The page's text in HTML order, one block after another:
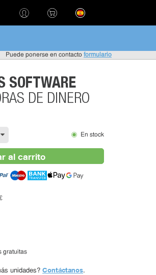
Puede ponerse en contacto formulario
SOFTWARE
DE DINERO
En stock
al carrito
gratuitas
unidades? Contáctanos.